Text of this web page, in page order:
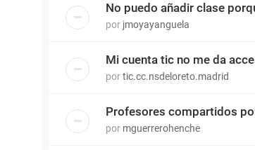
No puedo añadir clase
por jmoyayanguela
Mi cuenta tic no me da
portic.cc.nsdeloreto.madrid
Profesores compartidos
por mguerrerohenche